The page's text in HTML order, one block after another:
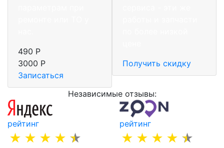
490 Р
3000 Р
Записаться
Получить скидку
Независимые отзывы:
рейтинг рейтинг